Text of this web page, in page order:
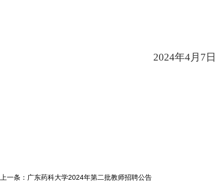
2024年4月7日
上一条：广东药科大学2024年第二批教师招聘公告